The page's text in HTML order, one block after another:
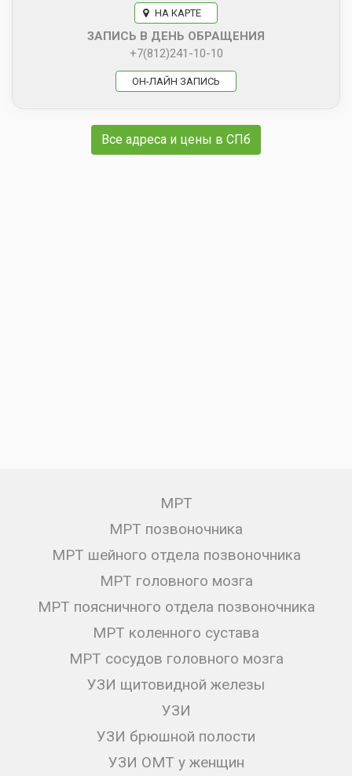
НА КАРТЕ
ЗАПИСЬ В ДЕНЬ ОБРАЩЕНИЯ
+7(812)241-10-10
ОН-ЛАЙН ЗАПИСЬ
Все адреса и цены в СПб
МРТ
МРТ позвоночника
МРТ шейного отдела позвоночника
МРТ головного мозга
МРТ поясничного отдела позвоночника
МРТ коленного сустава
МРТ сосудов головного мозга
УЗИ щитовидной железы
УЗИ
УЗИ брюшной полости
УЗИ ОМТ у женщин